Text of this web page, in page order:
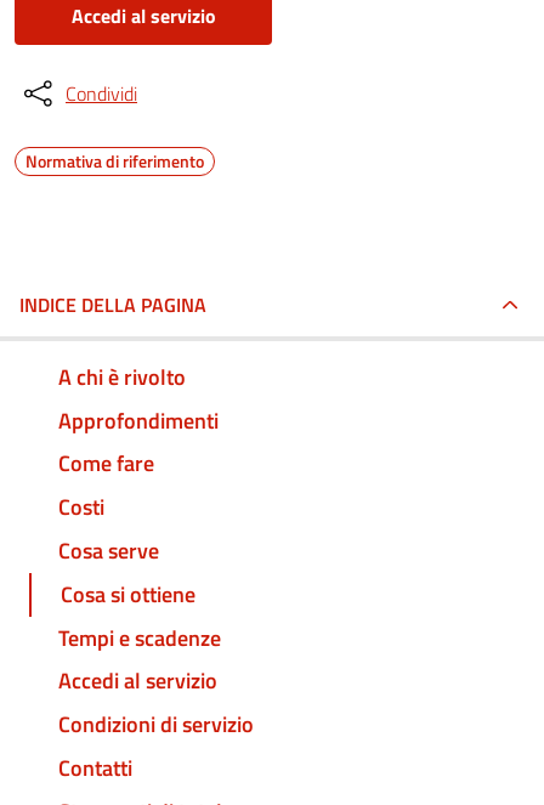
Accedi al servizio
Condividi
Normativa di riferimento
INDICE DELLA PAGINA
A chi è rivolto
Approfondimenti
Come fare
Costi
Cosa serve
Cosa si ottiene
Tempi e scadenze
Accedi al servizio
Condizioni di servizio
Contatti